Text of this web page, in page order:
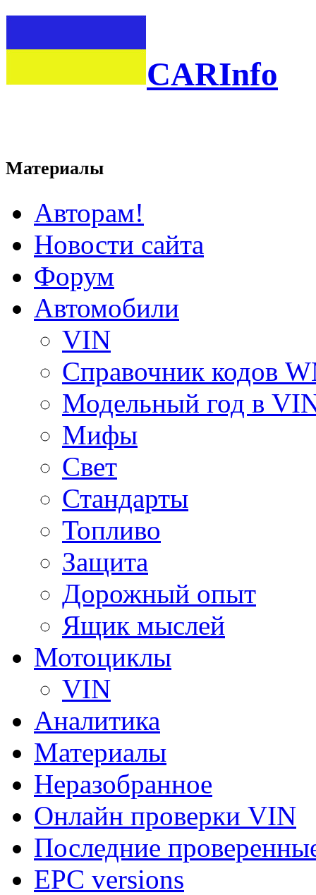
CARInfo
Материалы
Авторам!
Новости сайта
Форум
Автомобили
VIN
Справочник кодов
Модельный год в
Мифы
Свет
Стандарты
Топливо
Защита
Дорожный опыт
Ящик мыслей
Мотоциклы
VIN
Аналитика
Материалы
Неразобранное
Онлайн проверки VIN
Последние
EPC versions